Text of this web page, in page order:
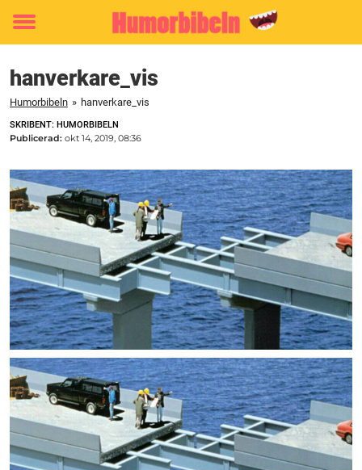
Toggle
hanverkare_vis
Humorbibeln » hanverkare_vis
SKRIBENT: HUMORBIBELN
Publicerad: okt 14, 2019, 08:36